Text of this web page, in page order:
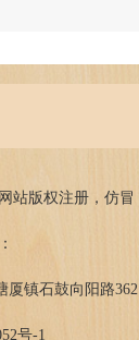
站版权注册，仿冒
厦镇石鼓向阳路362
号-1